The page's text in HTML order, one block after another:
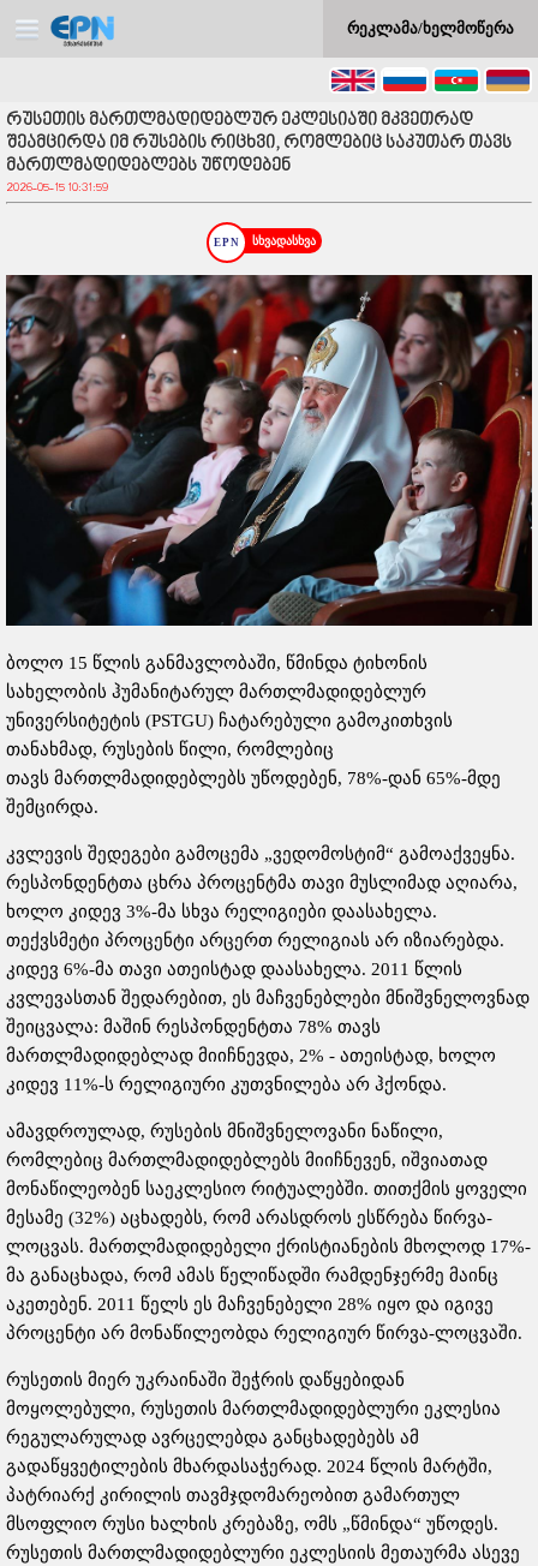
რეკლამა/ხელმოწერა
რუსეთის მართლმადიდებლურ ეკლესიაში მკვეთრად
შეამცირდა იმ რუსების რიცხვი, რომლებიც საკუთარ თავს
მართლმადიდებლებს უწოდებენ
2026-05-15 10:31:59
სხვადასხვა
ბოლო 15 წლის განმავლობაში, წმინდა ტიხონის
სახელობის ჰუმანიტარულ მართლმადიდებლურ
უნივერსიტეტის (PSTGU) ჩატარებული გამოკითხვის
თანახმად, რუსების წილი, რომლებიც
თავს მართლმადიდებლებს უწოდებენ, 78%-დან 65%-მდე
შემცირდა.
კვლევის შედეგები გამოცემა „ვედომოსტიმ“ გამოაქვეყნა.
რესპონდენტთა ცხრა პროცენტმა თავი მუსლიმად აღიარა,
ხოლო კიდევ 3%-მა სხვა რელიგიები დაასახელა.
თექვსმეტი პროცენტი არცერთ რელიგიას არ იზიარებდა.
კიდევ 6%-მა თავი ათეისტად დაასახელა. 2011 წლის
კვლევასთან შედარებით, ეს მაჩვენებლები მნიშვნელოვნად
შეიცვალა: მაშინ რესპონდენტთა 78% თავს
მართლმადიდებლად მიიჩნევდა, 2% - ათეისტად, ხოლო
კიდევ 11%-ს რელიგიური კუთვნილება არ ჰქონდა.
ამავდროულად, რუსების მნიშვნელოვანი ნაწილი,
რომლებიც მართლმადიდებლებს მიიჩნევენ, იშვიათად
მონაწილეობენ საეკლესიო რიტუალებში. თითქმის ყოველი
მესამე (32%) აცხადებს, რომ არასდროს ესწრება წირვა-
ლოცვას. მართლმადიდებელი ქრისტიანების მხოლოდ 17%-
მა განაცხადა, რომ ამას წელიწადში რამდენჯერმე მაინც
აკეთებენ. 2011 წელს ეს მაჩვენებელი 28% იყო და იგივე
პროცენტი არ მონაწილეობდა რელიგიურ წირვა-ლოცვაში.
რუსეთის მიერ უკრაინაში შეჭრის დაწყებიდან
მოყოლებული, რუსეთის მართლმადიდებლური ეკლესია
რეგულარულად ავრცელებდა განცხადებებს ამ
გადაწყვეტილების მხარდასაჭერად. 2024 წლის მარტში,
პატრიარქ კირილის თავმჯდომარეობით გამართულ
მსოფლიო რუსი ხალხის კრებაზე, ომს „წმინდა“ უწოდეს.
რუსეთის მართლმადიდებლური ეკლესიის მეთაურმა ასევე